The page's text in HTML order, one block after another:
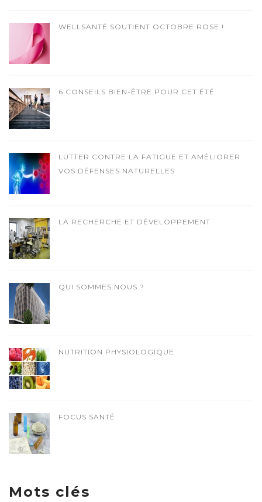
WELLSANTÉ SOUTIENT OCTOBRE ROSE !
6 CONSEILS BIEN-ÊTRE POUR CET ÉTÉ
LUTTER CONTRE LA FATIGUE ET AMÉLIORER
VOS DÉFENSES NATURELLES
LA RECHERCHE ET DÉVELOPPEMENT
QUI SOMMES NOUS ?
NUTRITION PHYSIOLOGIQUE
FOCUS SANTÉ
Mots clés